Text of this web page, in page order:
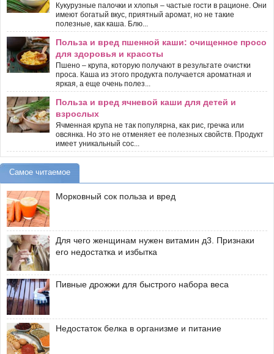
Кукурузные палочки и хлопья – частые гости в рационе. Они
имеют богатый вкус, приятный аромат, но не такие
полезные, как каша. Блю...
Польза и вред пшенной каши: очищенное просо
для здоровья и красоты
Пшено – крупа, которую получают в результате очистки
проса. Каша из этого продукта получается ароматная и
яркая, а еще очень полез...
Польза и вред ячневой каши для детей и
взрослых
Ячменная крупа не так популярна, как рис, гречка или
овсянка. Но это не отменяет ее полезных свойств. Продукт
имеет уникальный сос...
Самое читаемое
Морковный сок польза и вред
Для чего женщинам нужен витамин д3. Признаки
его недостатка и избытка
Пивные дрожжи для быстрого набора веса
Недостаток белка в организме и питание